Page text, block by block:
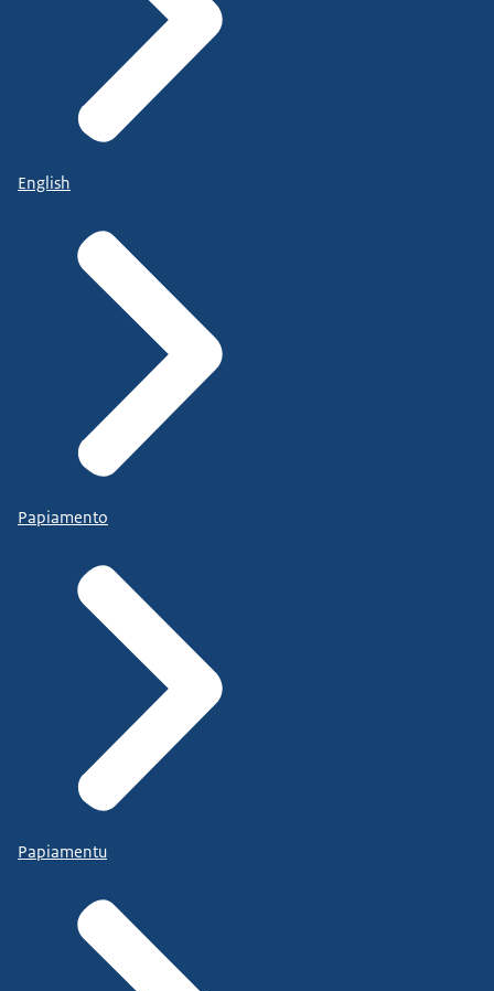
English
Papiamento
Papiamentu